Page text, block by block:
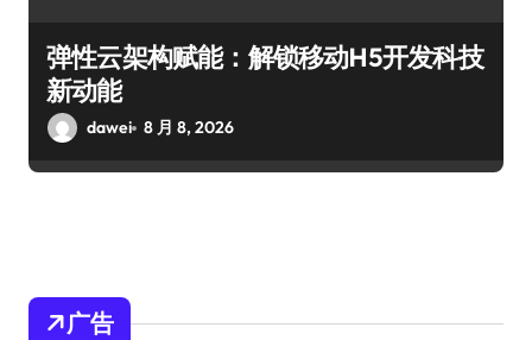
弹性云架构赋能：解锁移动H5开发科技
新动能
dawei 8 月 8, 2026
广告